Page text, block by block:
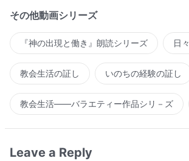
その他動画シリーズ
『神の出現と働き』朗読シリーズ 日
教会生活の証し いのちの経験の証し
教会生活――バラエティー作品シリ－ズ
Leave a Reply